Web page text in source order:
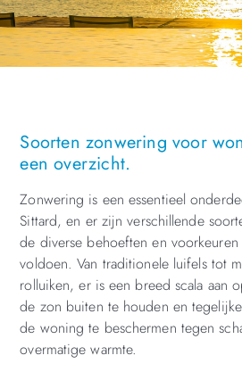
Soorten zonwering voor
een overzicht.
Zonwering is een essentieel
Sittard, en er zijn verschillende
de diverse behoeften en
voldoen. Van traditionele luifels tot
rolluiken, er is een breed scala aan
de zon buiten te houden en
de woning te beschermen tegen
overmatige warmte.